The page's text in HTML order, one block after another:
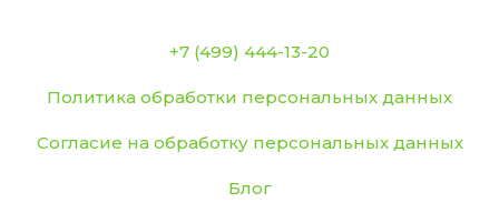
+7 (499) 444-13-20
Политика обработки персональных данных
Согласие на обработку персональных данных
Блог